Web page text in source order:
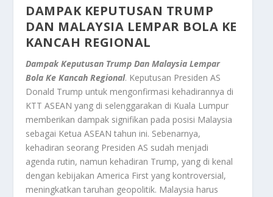
DAMPAK KEPUTUSAN TRUMP
DAN MALAYSIA LEMPAR BOLA KE
KANCAH REGIONAL
Dampak Keputusan Trump Dan Malaysia Lempar
Bola Ke Kancah Regional. Keputusan Presiden AS
Donald Trump untuk mengonfirmasi kehadirannya di
KTT ASEAN yang di selenggarakan di Kuala Lumpur
memberikan dampak signifikan pada posisi Malaysia
sebagai Ketua ASEAN tahun ini. Sebenarnya,
kehadiran seorang Presiden AS sudah menjadi
agenda rutin, namun kehadiran Trump, yang di kenal
dengan kebijakanAmerica First yang kontroversial,
meningkatkan taruhan geopolitik. Malaysia harus